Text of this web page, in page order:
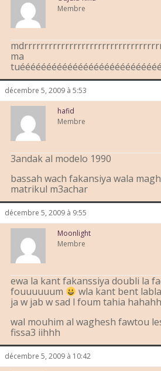
Membre
ma
décembre 5, 2009 à 5:53
hafid
Membre
3andak al modelo 1990
bassah wach fakansiya wala
matrikul m3achar
décembre 5, 2009 à 9:55
Moonlight
Membre
ewa la kant fakanssiya doubli la
fouuuuuum
wla kant bent
ja w jab w sad l foum tahia
wal mouhim al waghesh fawtou
fissa3 iihhh
décembre 5, 2009 à 10:42